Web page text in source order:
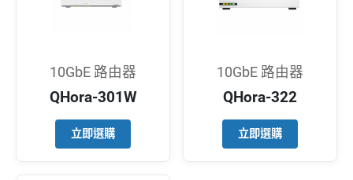
10GbE 路由器
QHora-301W
立即選購
10GbE 路由器
QHora-322
立即選購